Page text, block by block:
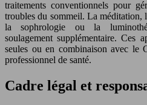
traitements conventionnels pour
troubles du sommeil. La méditation,
la sophrologie ou la
soulagement supplémentaire. Ces
seules ou en combinaison avec le
professionnel de santé.
Cadre légal et